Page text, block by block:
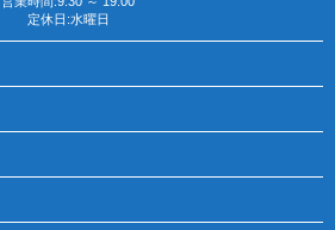
定休日:水曜日